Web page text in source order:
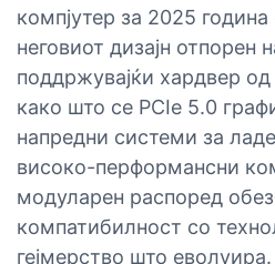
компјутер за 2025
неговиот дизајн отпорен
поддржувајќи хардвер од
како што се PCIe 5.0
напредни системи за
високо-перформансни
модуларен распоред
компатибилност со
гејмерство што еволуира.